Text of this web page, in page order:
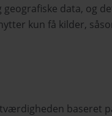
data, og
kun få kilder,
baseret